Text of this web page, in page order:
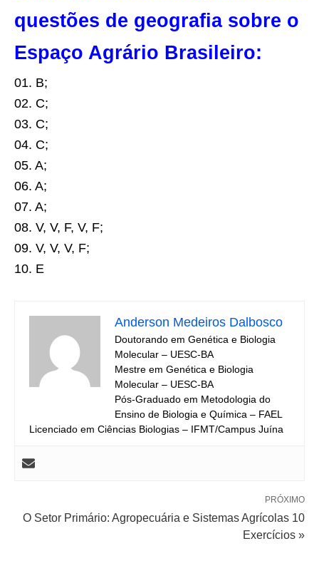
questões de geografia sobre o
Espaço Agrário Brasileiro:
01. B;
02. C;
03. C;
04. C;
05. A;
06. A;
07. A;
08. V, V, F, V, F;
09. V, V, V, F;
10. E
Anderson Medeiros Dalbosco
Doutorando em Genética e Biologia
Molecular – UESC-BA
Mestre em Genética e Biologia
Molecular – UESC-BA
Pós-Graduado em Metodologia do
Ensino de Biologia e Química – FAEL
Licenciado em Ciências Biologias – IFMT/Campus Juína
PRÓXIMO
O Setor Primário: Agropecuária e Sistemas Agrícolas 10
Exercícios »